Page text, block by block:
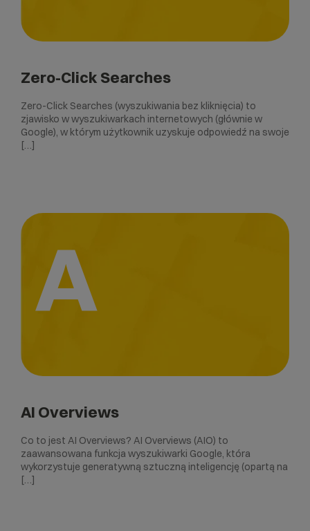
Zero-Click Searches
Zero-Click Searches (wyszukiwania bez kliknięcia) to
zjawisko w wyszukiwarkach internetowych (głównie w
Google), w którym użytkownik uzyskuje odpowiedź na swoje
[…]
A
AI Overviews
Co to jest AI Overviews? AI Overviews (AIO) to
zaawansowana funkcja wyszukiwarki Google, która
wykorzystuje generatywną sztuczną inteligencję (opartą na
[…]